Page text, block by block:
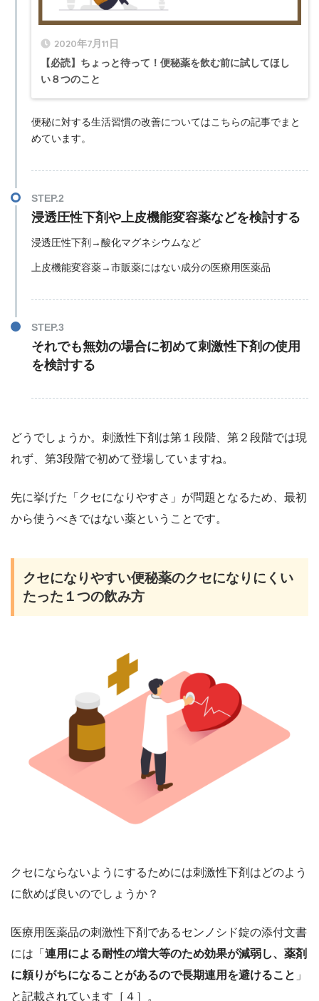
2020年7月11日
【必読】ちょっと待って！便秘薬を飲む前に試してほし
い８つのこと
便秘に対する生活習慣の改善についてはこちらの記事でまと
めています。
浸透圧性下剤や上皮機能変容薬などを検討する
浸透圧性下剤→酸化マグネシウムなど
上皮機能変容薬→市販薬にはない成分の医療用医薬品
それでも無効の場合に初めて刺激性下剤の使用
を検討する
どうでしょうか。刺激性下剤は第１段階、第２段階では現
れず、第3段階で初めて登場していますね。
先に挙げた「クセになりやすさ」が問題となるため、最初
から使うべきではない薬ということです。
クセになりやすい便秘薬のクセになりにくい
たった１つの飲み方
クセにならないようにするためには刺激性下剤はどのよう
に飲めば良いのでしょうか？
医療用医薬品の刺激性下剤であるセンノシド錠の添付文書
には「 連用による耐性の増大等のため効果が減弱し、薬剤
に頼りがちになることがあるので長期連用を避けること 」
と記載されています［４］。